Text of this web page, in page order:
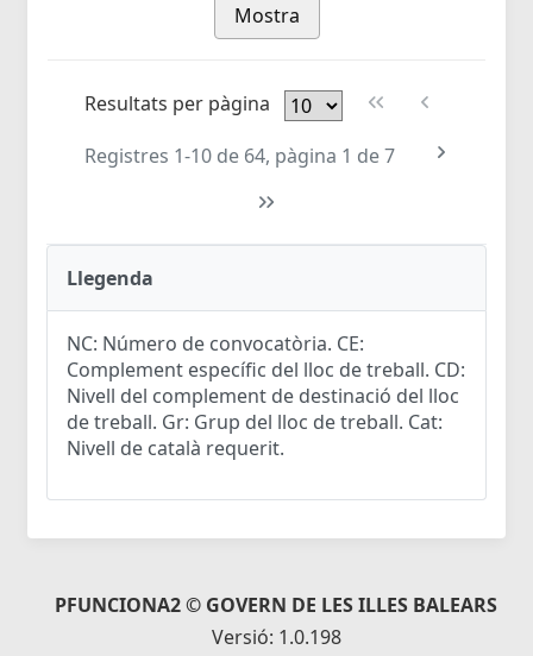
Mostra
Resultats per pàgina
Registres 1-10 de 64, pàgina 1 de 7
Llegenda
NC: Número de convocatòria. CE:
Complement específic del lloc de treball. CD:
Nivell del complement de destinació del lloc
de treball. Gr: Grup del lloc de treball. Cat:
Nivell de català requerit.
PFUNCIONA2 © GOVERN DE LES ILLES BALEARS
Versió: 1.0.198